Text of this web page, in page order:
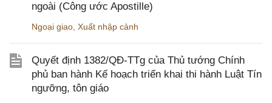
ngoài (Công ước Apostille)
Ngoại giao Xuất nhập cảnh
Quyết định 1382/QĐ-TTg của Thủ tướng Chính
phủ ban hành Kế hoạch triển khai thi hành Luật Tín
ngưỡng, tôn giáo